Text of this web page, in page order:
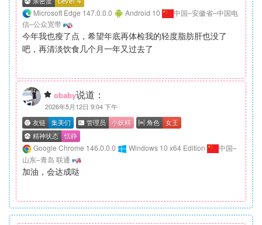
Microsoft Edge 147.0.0.0 Android 10
中国–安徽省–中国电
信–公众宽带
今年我也瘦了点，希望年底再体检我的轻度脂肪肝也没了
吧，再清淡饮食几个月一年又过去了
obaby说道：
2026年5月12日 9:04 下午
Google Chrome 146.0.0.0 Windows 10 x64 Edition
中国–
山东–青岛 联通
加油，会达成哒